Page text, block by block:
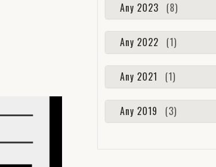
Any 2023 (8)
Any 2022 (1)
Any 2021 (1)
Any 2019 (3)